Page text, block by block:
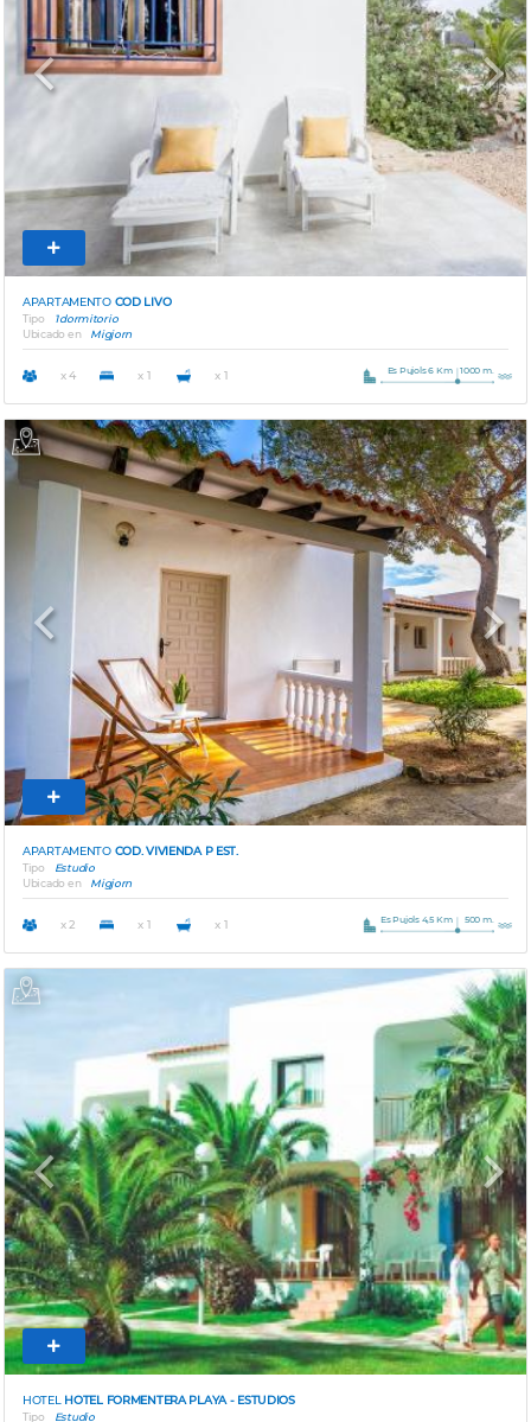
Previous Next
APARTAMENTO COD LIVO
Tipo
1 dormitorio
Ubicado en
Migjorn
x 4 x 1 x 1 Es Pujols 6 Km 1000 m.
Previous Next
APARTAMENTO COD. VIVIENDA P EST.
Tipo
Estudio
Ubicado en
Migjorn
x 2 x 1 x 1 Es Pujols 4,5 Km 500 m.
Previous Next
HOTEL HOTEL FORMENTERA PLAYA - ESTUDIOS
Tipo
Estudio